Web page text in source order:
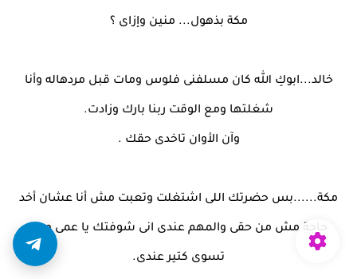
مكة بذهول... منين وإزاى ؟
خالد...ابوكِ الله كان مسلفنى فلوس ومات قبل مردهاله وأنا
شغلتها ومع الوقت ربنا بارك وزادت.
وآن الأوان تاخدى حقك .
مكة......بس حضرتك اللى اشتغلت وتعبت مش أنا عشان أخد
حاجة مش من حقى والمهم عندى انى شوفتك يا عمى ودى
تسوى كتير عندى.